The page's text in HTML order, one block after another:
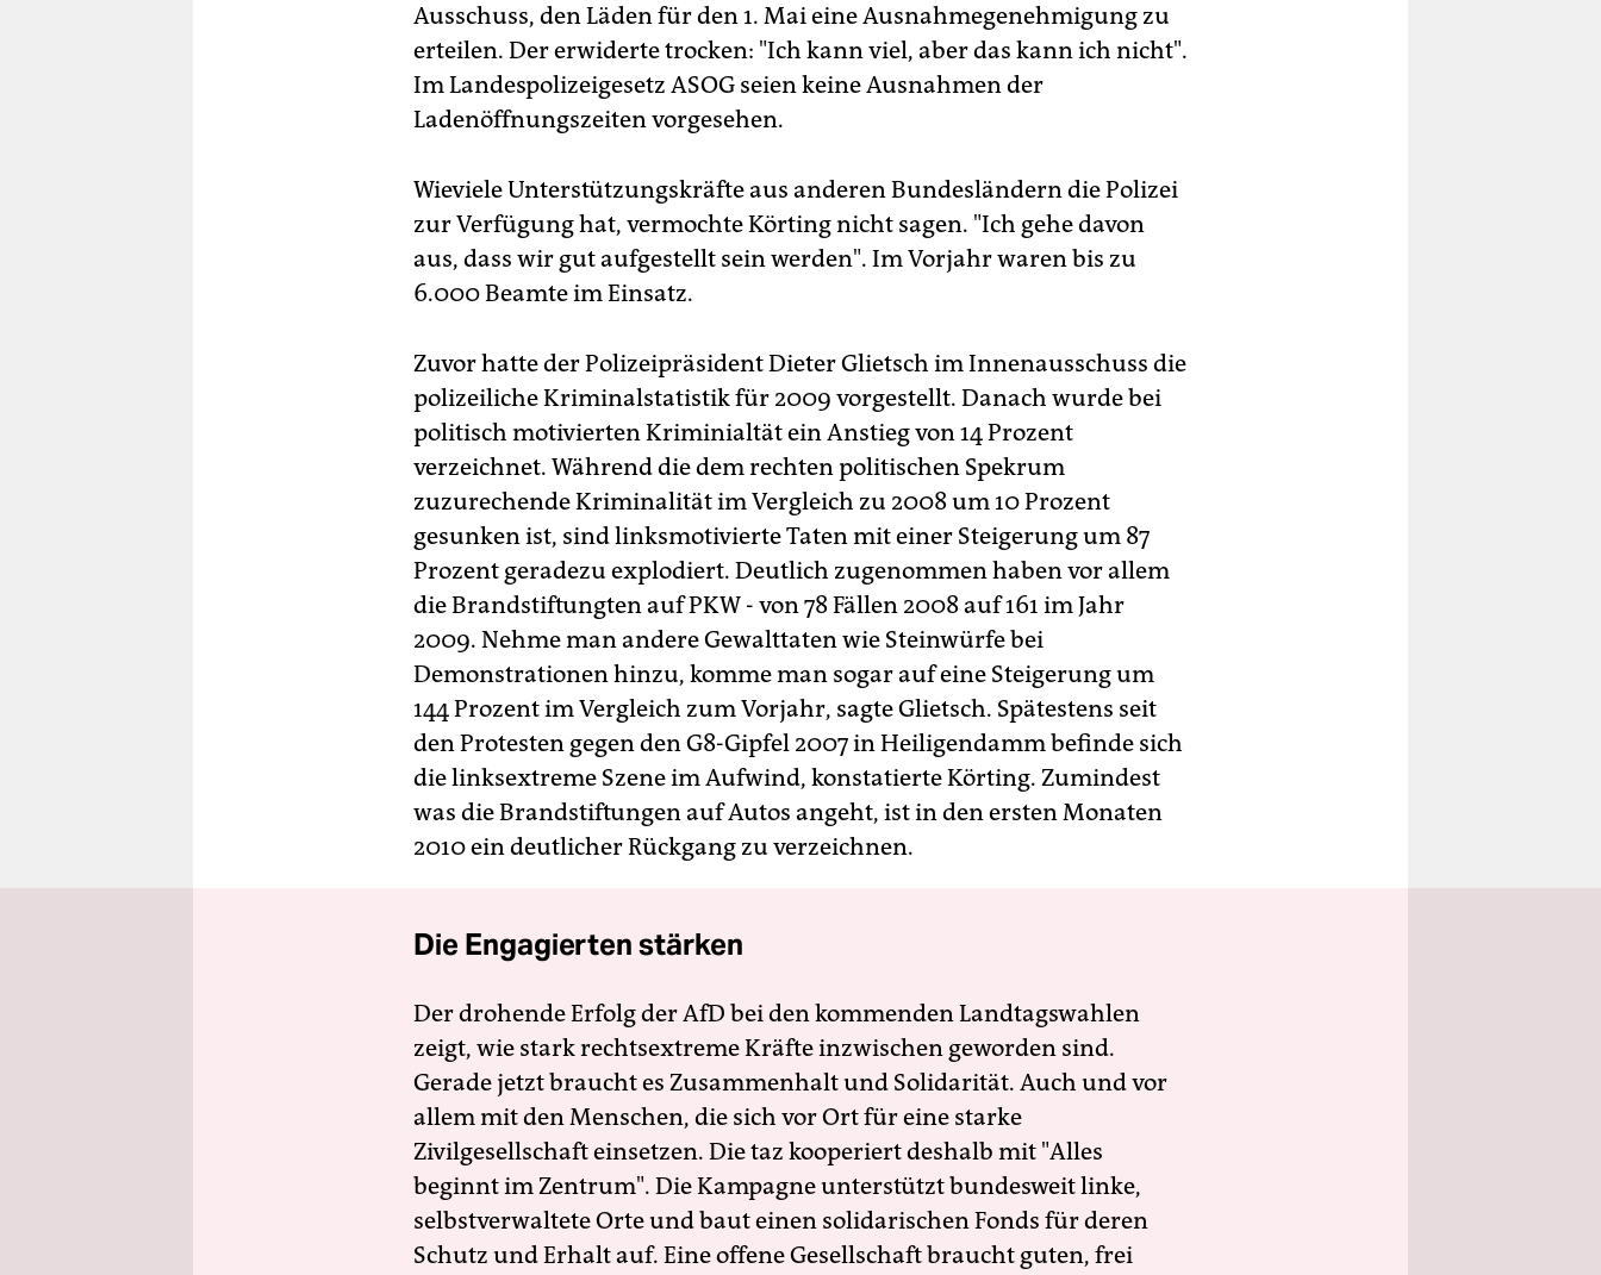
Ausschuss, den Läden für den 1. Mai eine Ausnahmegenehmigung zu
erteilen. Der erwiderte trocken: "Ich kann viel, aber das kann ich nicht".
Im Landespolizeigesetz ASOG seien keine Ausnahmen der
Ladenöffnungszeiten vorgesehen.
Wieviele Unterstützungskräfte aus anderen Bundesländern die Polizei
zur Verfügung hat, vermochte Körting nicht sagen. "Ich gehe davon
aus, dass wir gut aufgestellt sein werden". Im Vorjahr waren bis zu
6.000 Beamte im Einsatz.
Zuvor hatte der Polizeipräsident Dieter Glietsch im Innenausschuss die
polizeiliche Kriminalstatistik für 2009 vorgestellt. Danach wurde bei
politisch motivierten Kriminialtät ein Anstieg von 14 Prozent
verzeichnet. Während die dem rechten politischen Spekrum
zuzurechende Kriminalität im Vergleich zu 2008 um 10 Prozent
gesunken ist, sind linksmotivierte Taten mit einer Steigerung um 87
Prozent geradezu explodiert. Deutlich zugenommen haben vor allem
die Brandstiftungten auf PKW - von 78 Fällen 2008 auf 161 im Jahr
2009. Nehme man andere Gewalttaten wie Steinwürfe bei
Demonstrationen hinzu, komme man sogar auf eine Steigerung um
144 Prozent im Vergleich zum Vorjahr, sagte Glietsch. Spätestens seit
den Protesten gegen den G8-Gipfel 2007 in Heiligendamm befinde sich
die linksextreme Szene im Aufwind, konstatierte Körting. Zumindest
was die Brandstiftungen auf Autos angeht, ist in den ersten Monaten
2010 ein deutlicher Rückgang zu verzeichnen.
Die Engagierten stärken
Der drohende Erfolg der AfD bei den kommenden Landtagswahlen
zeigt, wie stark rechtsextreme Kräfte inzwischen geworden sind.
Gerade jetzt braucht es Zusammenhalt und Solidarität. Auch und vor
allem mit den Menschen, die sich vor Ort für eine starke
Zivilgesellschaft einsetzen. Die taz kooperiert deshalb mit "Alles
beginnt im Zentrum". Die Kampagne unterstützt bundesweit linke,
selbstverwaltete Orte und baut einen solidarischen Fonds für deren
Schutz und Erhalt auf. Eine offene Gesellschaft braucht guten, frei